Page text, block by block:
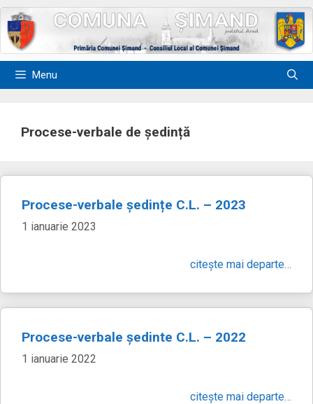
Sari
conținut
Menu
Procese-verbale de ședință
Procese-verbale ședințe C.L. – 2023
1 ianuarie 2023
citește mai departe…
Procese-verbale ședinte C.L. – 2022
1 ianuarie 2022
citește mai departe…